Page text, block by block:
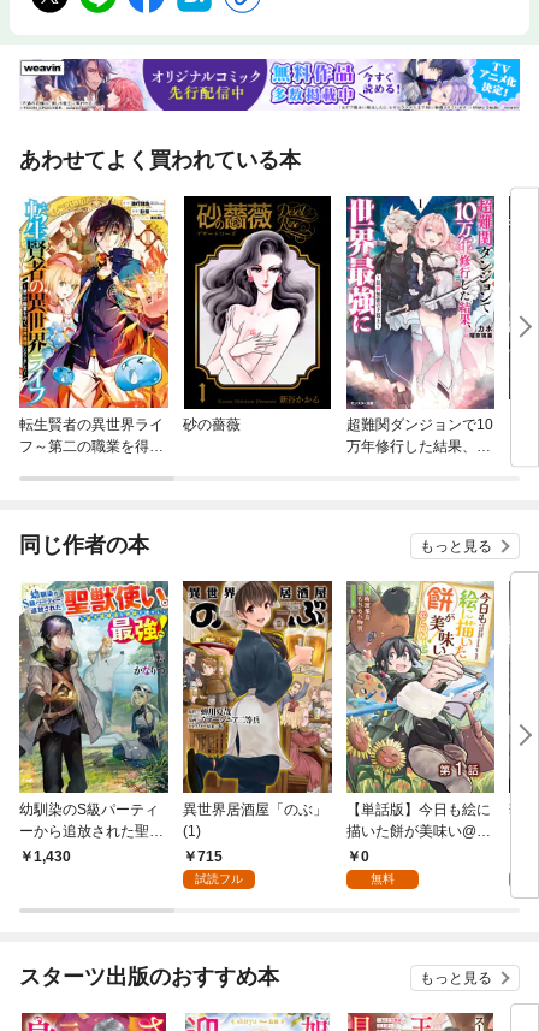
あわせてよく買われている本
転生賢者の異世界ライ
フ～第二の職業を得
砂の薔薇
超難関ダンジョンで10
万年修行した結果、世
同じ作者の本 もっと見る
幼馴染のS級パーティ
ーから追放された聖獣
使い。万能支援魔法と
1,430
異世界居酒屋「のぶ」
(1)
715
試読フル
【単話版】今日も絵に
描いた餅が美味い@C
OMIC 第1話
0
無料
華
人
ミ
スターツ出版のおすすめ本 もっと見る